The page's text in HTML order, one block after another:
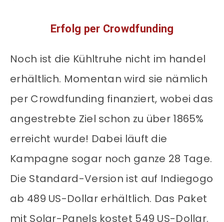
Erfolg per Crowdfunding
Noch ist die Kühltruhe nicht im handel
erhältlich. Momentan wird sie nämlich
per Crowdfunding finanziert, wobei das
angestrebte Ziel schon zu über 1865%
erreicht wurde! Dabei läuft die
Kampagne sogar noch ganze 28 Tage.
Die Standard-Version ist auf Indiegogo
ab 489 US-Dollar erhältlich. Das Paket
mit Solar-Panels kostet 549 US-Dollar.